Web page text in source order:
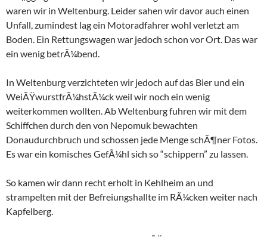
waren wir in Weltenburg. Leider sahen wir davor auch einen
Unfall, zumindest lag ein Motoradfahrer wohl verletzt am
Boden. Ein Rettungswagen war jedoch schon vor Ort. Das war
ein wenig betrÃ¼bend.
In Weltenburg verzichteten wir jedoch auf das Bier und ein
WeiÃŸwurstfrÃ¼hstÃ¼ck weil wir noch ein wenig
weiterkommen wollten. Ab Weltenburg fuhren wir mit dem
Schiffchen durch den von Nepomuk bewachten
Donaudurchbruch und schossen jede Menge schÃ¶ner Fotos.
Es war ein komisches GefÃ¼hl sich so “schippern” zu lassen.
So kamen wir dann recht erholt in Kehlheim an und
strampelten mit der Befreiungshallte im RÃ¼cken weiter nach
Kapfelberg.